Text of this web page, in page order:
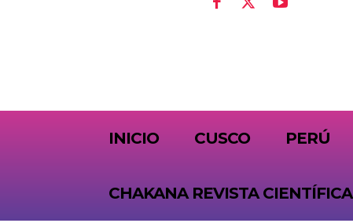
INICIO CUSCO PERÚ
CHAKANA REVISTA CIENTÍFICA